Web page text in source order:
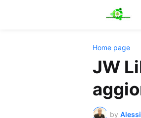
Home page
JW
by